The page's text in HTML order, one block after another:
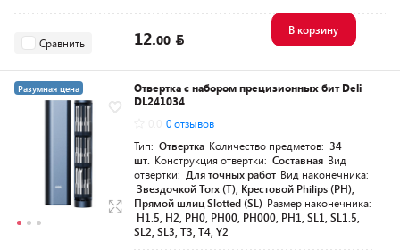
Сравнить 12.00
В корзину
Разумная цена
Отвертка с набором прецизионных бит Deli
DL241034
0 отзывов
Тип: Отвертка Количество предметов: 34
шт. Конструкция отвертки: Составная Вид
отвертки: Для точных работ Вид наконечника:
Звездочкой Torx (T), Крестовой Philips (PH),
Прямой шлиц Slotted (SL) Размер наконечника:
H1.5, H2, PH0, PH00, PH000, PH1, SL1, SL1.5,
SL2, SL3, T3, T4, Y2